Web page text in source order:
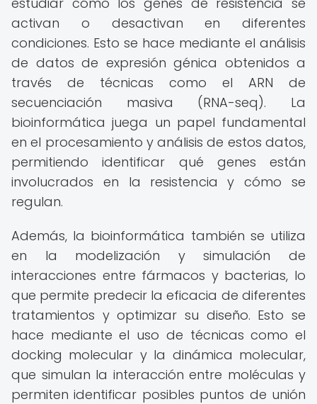
activan o desactivan en diferentes
condiciones. Esto se hace mediante el análisis
de datos de expresión génica obtenidos a
través de técnicas como el ARN de
secuenciación masiva (RNA-seq). La
bioinformática juega un papel fundamental
en el procesamiento y análisis de estos datos,
permitiendo identificar qué genes están
involucrados en la resistencia y cómo se
regulan.
Además, la bioinformática también se utiliza
en la modelización y simulación de
interacciones entre fármacos y bacterias, lo
que permite predecir la eficacia de diferentes
tratamientos y optimizar su diseño. Esto se
hace mediante el uso de técnicas como el
docking molecular y la dinámica molecular,
que simulan la interacción entre moléculas y
permiten identificar posibles puntos de unión